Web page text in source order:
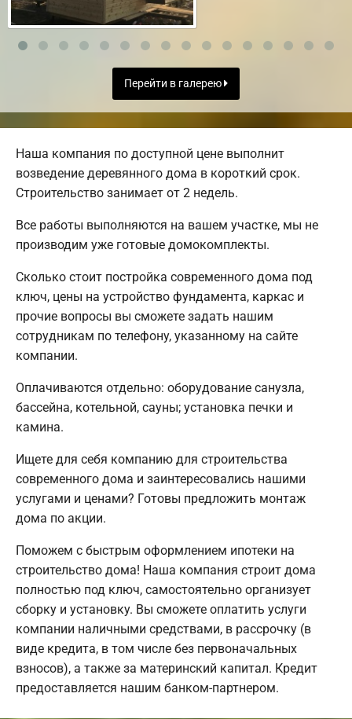
Перейти в галерею
Наша компания по доступной цене выполнит
возведение деревянного дома в короткий срок.
Строительство занимает от 2 недель.
Все работы выполняются на вашем участке, мы не
производим уже готовые домокомплекты.
Сколько стоит постройка современного дома под
ключ, цены на устройство фундамента, каркас и
прочие вопросы вы сможете задать нашим
сотрудникам по телефону, указанному на сайте
компании.
Оплачиваются отдельно: оборудование санузла,
бассейна, котельной, сауны; установка печки и
камина.
Ищете для себя компанию для строительства
современного дома и заинтересовались нашими
услугами и ценами? Готовы предложить монтаж
дома по акции.
Поможем с быстрым оформлением ипотеки на
строительство дома! Наша компания строит дома
полностью под ключ, самостоятельно организует
сборку и установку. Вы сможете оплатить услуги
компании наличными средствами, в рассрочку (в
виде кредита, в том числе без первоначальных
взносов), а также за материнский капитал. Кредит
предоставляется нашим банком-партнером.